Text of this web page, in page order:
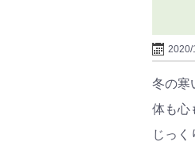
2020/
冬の寒
体も心
じっく